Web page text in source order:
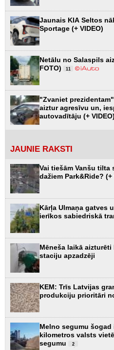
Jaunais KIA Seltos
Sportage (+ VIDEO)
Netālu no Salaspils
FOTO)
11
"Zvaniet
aiztur agresīvu un,
autovadītāju (+ VIDEO)
JAUNIE RAKSTI
Vai tiešām Vanšu tilta
dažiem Park&Ride? (+
Kārļa Ulmaņa gatves
ierīkos sabiedriskā
Mēneša laikā
staciju apzadzēji
KEM: Trīs Latvijas
produkciju prioritāri
Melno segumu šogad
kilometros valsts
segumu
2